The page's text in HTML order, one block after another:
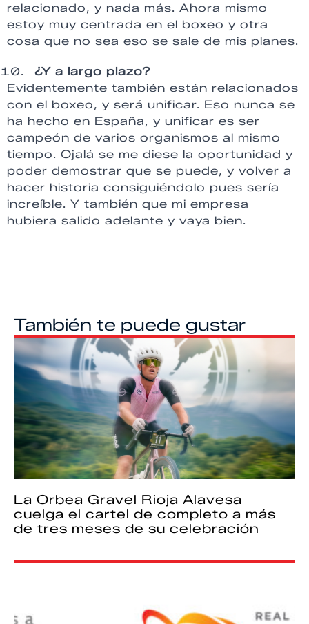
relacionado, y nada más. Ahora mismo
estoy muy centrada en el boxeo y otra
cosa que no sea eso se sale de mis planes.
¿Y a largo plazo?
Evidentemente también están relacionados
con el boxeo, y será unificar. Eso nunca se
ha hecho en España, y unificar es ser
campeón de varios organismos al mismo
tiempo. Ojalá se me diese la oportunidad y
poder demostrar que se puede, y volver a
hacer historia consiguiéndolo pues sería
increíble. Y también que mi empresa
hubiera salido adelante y vaya bien.
También te puede gustar
La Orbea Gravel Rioja Alavesa
cuelga el cartel de completo a más
de tres meses de su celebración